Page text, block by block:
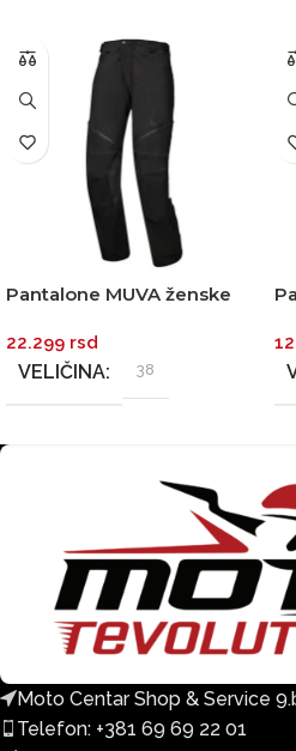
Pantalone MUVA ženske
22.299 rsd
VELIČINA 38
Moto Centar Shop & Service
Telefon: +381 69 69 22 01